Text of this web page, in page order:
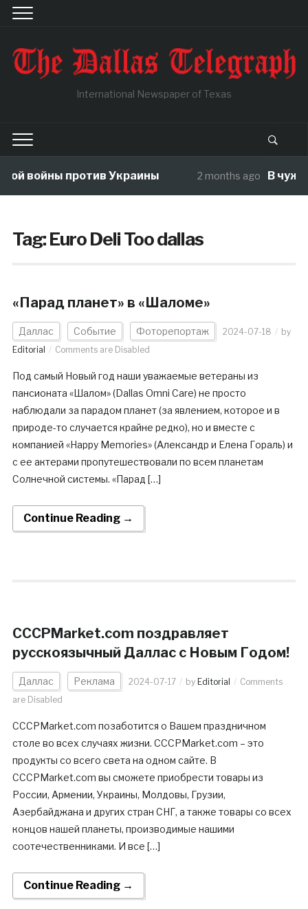
International Newspaper of Texas
войны против Украины 2 months ago В чужой
Tag:Euro Deli Too dallas
«Парад планет» в «Шаломе»
Даллас Событие Фоторепортаж 2024-07-18
by
Editorial
Comments are Disabled
Под самый Новый год наши уважаемые ветераны из
пансионата «Шалом» (Dallas Omni Care) не просто
наблюдали за парадом планет (за явлением, которое и в
природе-то случается крайне редко), но и вместе с
компанией «Happy Memories» (Александр и Елена Гораль) и
с ее актерами пропутешествовали по всем планетам
Солнечной системы. «Парад […]
Continue Reading →
CCCPMarket.com поздравляет
русскоязычный Даллас с Новым Годом!
Даллас Реклама 2024-07-17 by Editorial
Comments
are Disabled
CCCPMarket.com позаботится о Вашем праздничном
столе во всех случаях жизни. CCCPMarket.com – это
продукты со всего света на одном сайте. В
CCCPMarket.com вы сможете приобрести товары из
России, Армении, Украины, Молдовы, Грузии,
Азербайджана и других стран СНГ, а также товары со всех
концов нашей планеты, производимые нашими
соотечественниками. И все […]
Continue Reading →